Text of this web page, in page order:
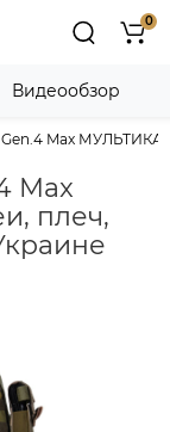
0
Max
Max
плеч,
Видеообзор